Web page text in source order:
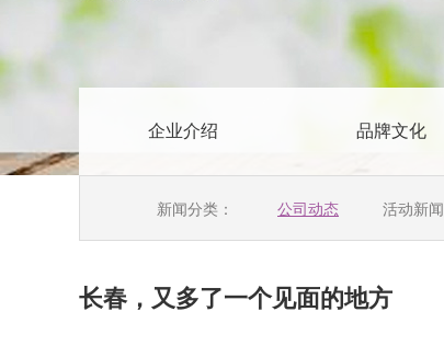
企业介绍 品牌文化
新闻分类： 公司动态 活动新闻
长春，又多了一个见面的地方